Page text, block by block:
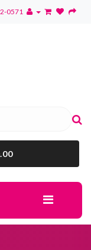
0571